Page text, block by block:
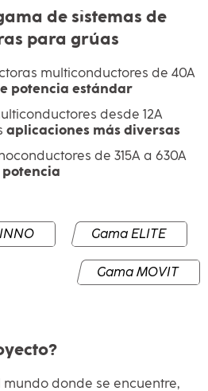
de sistemas de
para grúas
multiconductores de 40A
potencia estándar
desde 12A
aplicaciones más diversas
de 315A a 630A
potencia
Gama ELITE
Gama MOVIT
donde se encuentre,